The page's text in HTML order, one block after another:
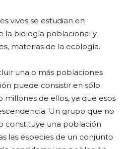
vivos se estudian en
la biología poblacional y
materias de la ecología.
una o más poblaciones
puede consistir en sólo
millones de ellos, ya que esos
Un grupo que no
constituye una población.
las especies de un conjunto